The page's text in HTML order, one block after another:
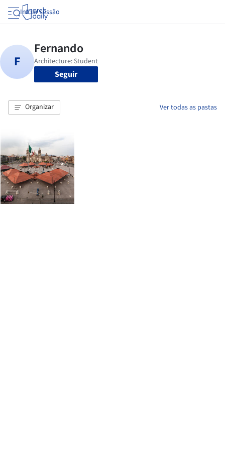
Iniciar sessão
Seguir
Organizar Ver todas as pastas